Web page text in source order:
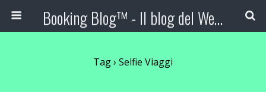
Booking Blog™ - Il blog del Web Marketing Turistico
Tag › Selfie Viaggi